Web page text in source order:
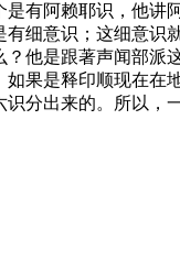
有阿赖耶识，他讲
细意识；这细意识
他是跟著声闻部派
果是释印顺现在在
分出来的。所以，